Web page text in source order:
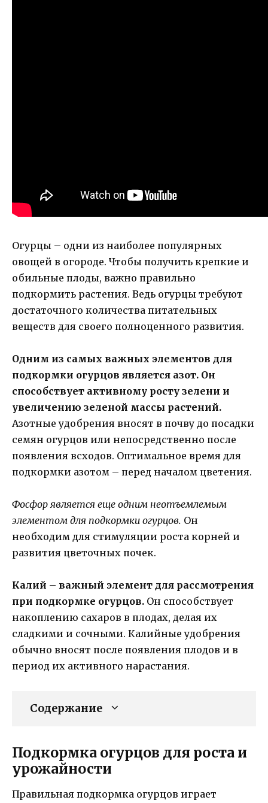
Огурцы – одни из наиболее популярных
овощей в огороде. Чтобы получить крепкие и
обильные плоды, важно правильно
подкормить растения. Ведь огурцы требуют
достаточного количества питательных
веществ для своего полноценного развития.
Одним из самых важных элементов для
подкормки огурцов является азот. Он
способствует активному росту зелени и
увеличению зеленой массы растений.
Азотные удобрения вносят в почву до посадки
семян огурцов или непосредственно после
появления всходов. Оптимальное время для
подкормки азотом – перед началом цветения.
Фосфор является еще одним неотъемлемым
элементом для подкормки огурцов. Он
необходим для стимуляции роста корней и
развития цветочных почек.
Калий – важный элемент для рассмотрения
при подкормке огурцов. Он способствует
накоплению сахаров в плодах, делая их
сладкими и сочными. Калийные удобрения
обычно вносят после появления плодов и в
период их активного нарастания.
Содержание
Подкормка огурцов для роста и
урожайности
Правильная подкормка огурцов играет